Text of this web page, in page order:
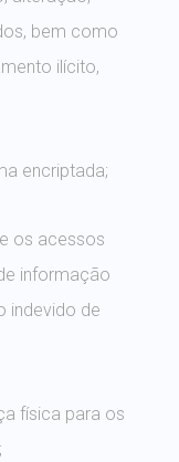
bem como
ilícito,
encriptada;
os acessos
informação
indevido de
física para os